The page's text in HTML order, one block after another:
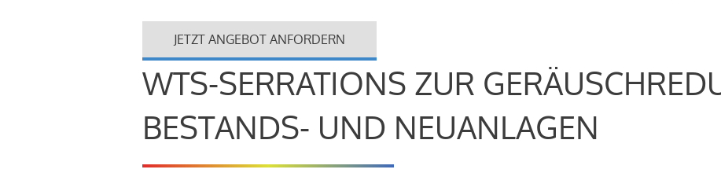
JETZT ANGEBOT ANFORDERN
WTS-SERRATIONS ZUR
BESTANDS- UND NEUANLAGEN